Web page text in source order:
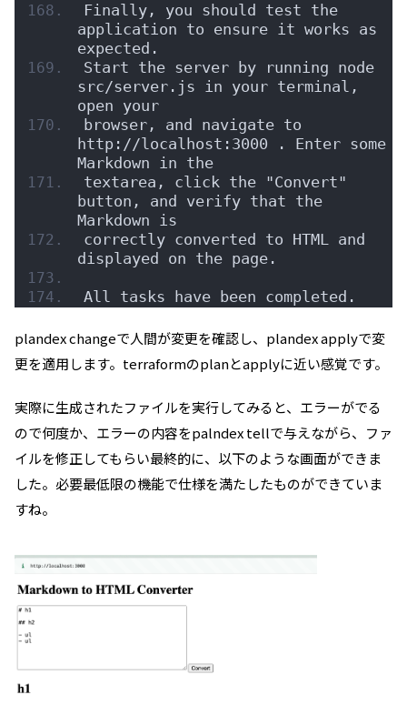
Finally, you should test the
application to ensure it works as
expected.
Start the server by running node
src/server.js in your terminal,
open your
browser, and navigate to
http://localhost:3000 . Enter some
Markdown in the
textarea, click the "Convert"
button, and verify that the
Markdown is
correctly converted to HTML and
displayed on the page.
All tasks have been completed.
plandex changeで人間が変更を確認し、plandex applyで変
更を適用します。terraformのplanとapplyに近い感覚です。
実際に生成されたファイルを実行してみると、エラーがでる
ので何度か、エラーの内容をpalndex tellで与えながら、ファ
イルを修正してもらい最終的に、以下のような画面ができま
した。必要最低限の機能で仕様を満たしたものができていま
すね。